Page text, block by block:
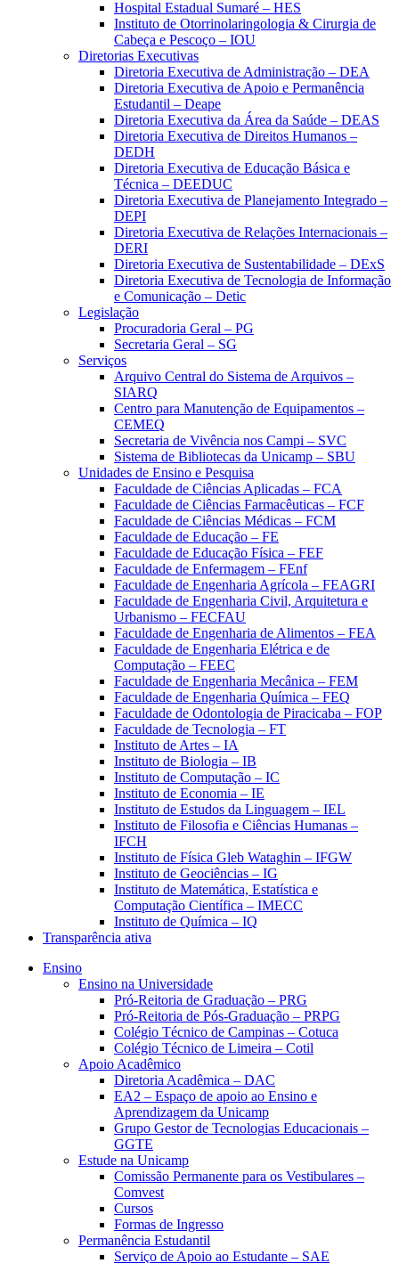
Hospital Estadual Sumaré – HES
Instituto de Otorrinolaringologia & Cirurgia de
Cabeça e Pescoço – IOU
Diretorias Executivas
Diretoria Executiva de Administração – DEA
Diretoria Executiva de Apoio e Permanência
Estudantil – Deape
Diretoria Executiva da Área da Saúde – DEAS
Diretoria Executiva de Direitos Humanos –
DEDH
Diretoria Executiva de Educação Básica e
Técnica – DEEDUC
Diretoria Executiva de Planejamento Integrado –
DEPI
Diretoria Executiva de Relações Internacionais –
DERI
Diretoria Executiva de Sustentabilidade – DExS
Diretoria Executiva de Tecnologia de Informação
e Comunicação – Detic
Legislação
Procuradoria Geral – PG
Secretaria Geral – SG
Serviços
Arquivo Central do Sistema de Arquivos –
SIARQ
Centro para Manutenção de Equipamentos –
CEMEQ
Secretaria de Vivência nos Campi – SVC
Sistema de Bibliotecas da Unicamp – SBU
Unidades de Ensino e Pesquisa
Faculdade de Ciências Aplicadas – FCA
Faculdade de Ciências Farmacêuticas – FCF
Faculdade de Ciências Médicas – FCM
Faculdade de Educação – FE
Faculdade de Educação Física – FEF
Faculdade de Enfermagem – FEnf
Faculdade de Engenharia Agrícola – FEAGRI
Faculdade de Engenharia Civil, Arquitetura e
Urbanismo – FECFAU
Faculdade de Engenharia de Alimentos – FEA
Faculdade de Engenharia Elétrica e de
Computação – FEEC
Faculdade de Engenharia Mecânica – FEM
Faculdade de Engenharia Química – FEQ
Faculdade de Odontologia de Piracicaba – FOP
Faculdade de Tecnologia – FT
Instituto de Artes – IA
Instituto de Biologia – IB
Instituto de Computação – IC
Instituto de Economia – IE
Instituto de Estudos da Linguagem – IEL
Instituto de Filosofia e Ciências Humanas –
IFCH
Instituto de Física Gleb Wataghin – IFGW
Instituto de Geociências – IG
Instituto de Matemática, Estatística e
Computação Científica – IMECC
Instituto de Química – IQ
Transparência ativa
Ensino
Ensino na Universidade
Pró-Reitoria de Graduação – PRG
Pró-Reitoria de Pós-Graduação – PRPG
Colégio Técnico de Campinas – Cotuca
Colégio Técnico de Limeira – Cotil
Apoio Acadêmico
Diretoria Acadêmica – DAC
EA2 – Espaço de apoio ao Ensino e
Aprendizagem da Unicamp
Grupo Gestor de Tecnologias Educacionais –
GGTE
Estude na Unicamp
Comissão Permanente para os Vestibulares –
Comvest
Cursos
Formas de Ingresso
Permanência Estudantil
Serviço de Apoio ao Estudante – SAE